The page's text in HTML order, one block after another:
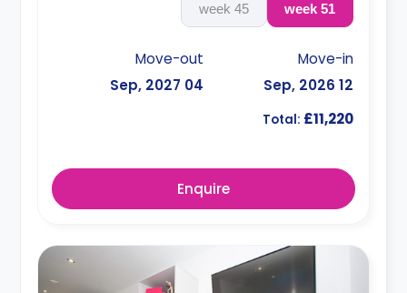
51 week
45 week
Move-in
12 Sep, 2026
Move-out
04 Sep, 2027
Total: £11,220
Enquire